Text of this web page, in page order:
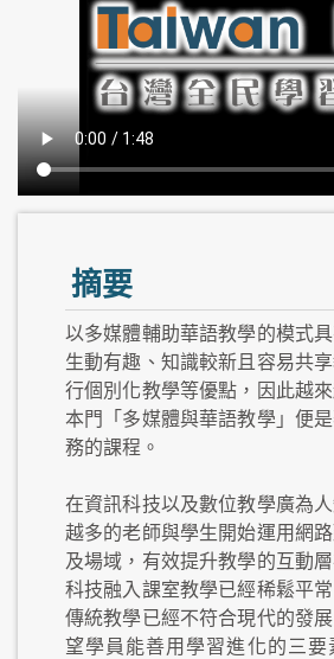
摘要
以多媒體輔助華語教學的模式具
生動有趣、知識較新且容易共
行個別化教學等優點，因此越來
本門「多媒體與華語教學」便
務的課程。
在資訊科技以及數位教學廣為
越多的老師與學生開始運用網
及場域，有效提升教學的互動
科技融入課室教學已經稀鬆平
傳統教學已經不符合現代的發
望學員能善用學習進化的三要